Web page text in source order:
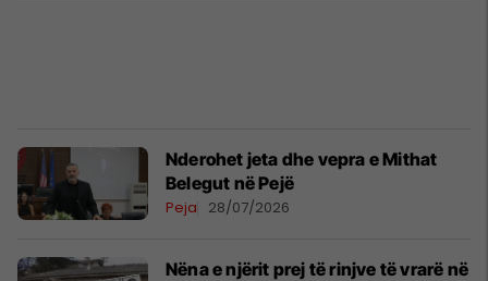
Nderohet jeta dhe vepra e Mithat
Belegut në Pejë
Peja 28/07/2026
Nëna e njërit prej të rinjve të vrarë në